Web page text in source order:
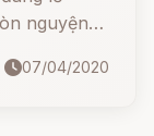
nguyện
Âm
07/04/2020